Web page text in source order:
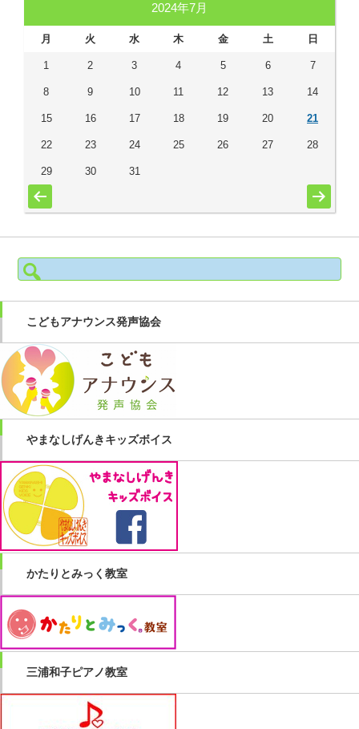
2024年7月
月 火 水 木 金 土 日
1 2 3 4 5 6 7
8 9 10 11 12 13 14
15 16 17 18 19 20 21
22 23 24 25 26 27 28
29 30 31
« 6月 9月 »
検索:
こどもアナウンス発声協会
やまなしげんきキッズボイス
かたりとみっく教室
三浦和子ピアノ教室